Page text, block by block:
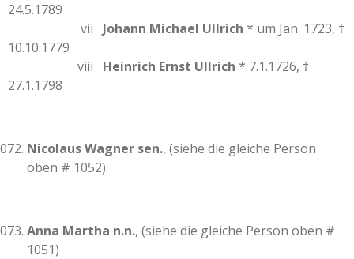
24.5.1789
vii Johann Michael Ullrich * um Jan. 1723, †
10.10.1779
viii Heinrich Ernst Ullrich * 7.1.1726, †
27.1.1798
Nicolaus Wagner sen., (siehe die gleiche Person
oben # 1052)
Anna Martha n.n., (siehe die gleiche Person oben #
1051)